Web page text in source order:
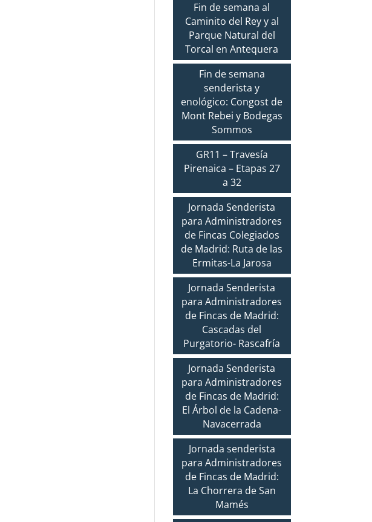
Fin de semana al
Caminito del Rey y al
Parque Natural del
Torcal en Antequera
Fin de semana
senderista y
enológico: Congost de
Mont Rebei y Bodegas
Sommos
GR11 – Travesía
Pirenaica – Etapas 27
a 32
Jornada Senderista
para Administradores
de Fincas Colegiados
de Madrid: Ruta de las
Ermitas-La Jarosa
Jornada Senderista
para Administradores
de Fincas de Madrid:
Cascadas del
Purgatorio- Rascafría
Jornada Senderista
para Administradores
de Fincas de Madrid:
El Árbol de la Cadena-
Navacerrada
Jornada senderista
para Administradores
de Fincas de Madrid:
La Chorrera de San
Mamés